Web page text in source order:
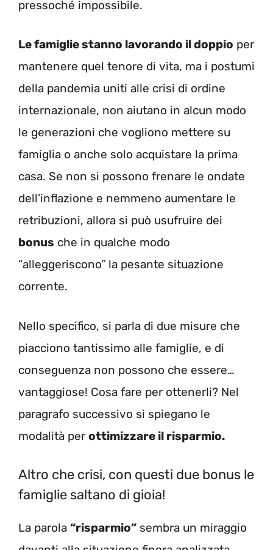
pressoché impossibile.
Le famiglie stanno lavorando il doppio per
mantenere quel tenore di vita, ma i postumi
della pandemia uniti alle crisi di ordine
internazionale, non aiutano in alcun modo
le generazioni che vogliono mettere su
famiglia o anche solo acquistare la prima
casa. Se non si possono frenare le ondate
dell’inflazione e nemmeno aumentare le
retribuzioni, allora si può usufruire dei
bonus che in qualche modo
“alleggeriscono” la pesante situazione
corrente.
Nello specifico, si parla di due misure che
piacciono tantissimo alle famiglie, e di
conseguenza non possono che essere…
vantaggiose! Cosa fare per ottenerli? Nel
paragrafo successivo si spiegano le
modalità per ottimizzare il risparmio.
Altro che crisi, con questi due bonus le
famiglie saltano di gioia!
La parola “risparmio” sembra un miraggio